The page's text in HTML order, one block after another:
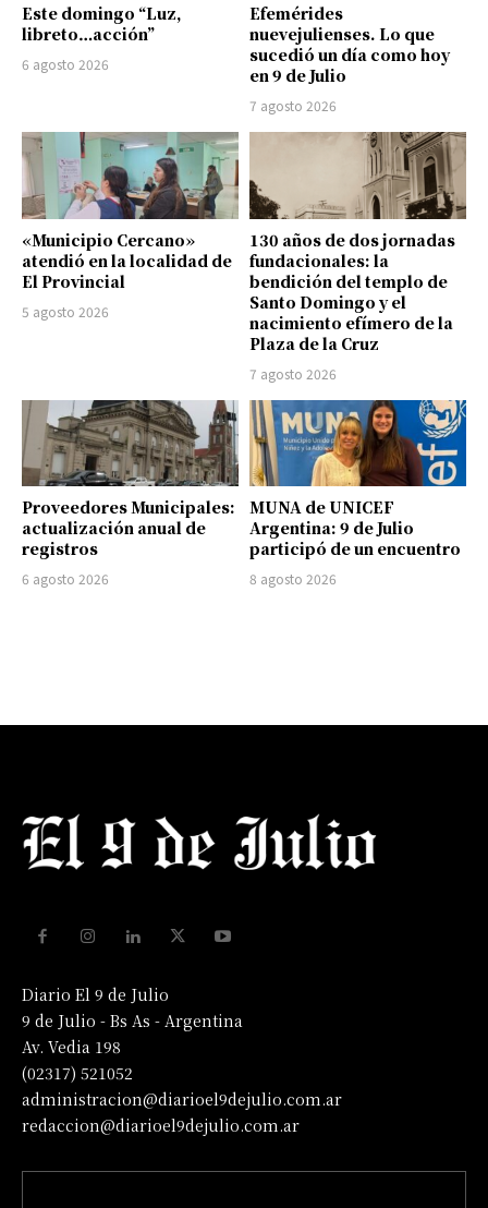
Este domingo “Luz,
libreto…acción”
6 agosto 2026
Efemérides
nuevejulienses. Lo que
sucedió un día como hoy
en 9 de Julio
7 agosto 2026
«Municipio Cercano»
atendió en la localidad de
El Provincial
5 agosto 2026
130 años de dos jornadas
fundacionales: la
bendición del templo de
Santo Domingo y el
nacimiento efímero de la
Plaza de la Cruz
7 agosto 2026
Proveedores Municipales:
actualización anual de
registros
6 agosto 2026
MUNA de UNICEF
Argentina: 9 de Julio
participó de un encuentro
8 agosto 2026
Diario El 9 de Julio
9 de Julio - Bs As - Argentina
Av. Vedia 198
(02317) 521052
administracion@diarioel9dejulio.com.ar
redaccion@diarioel9dejulio.com.ar